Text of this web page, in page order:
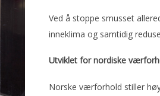
Ved å stoppe smusset
inneklima og samtidig
Utviklet for nordiske
Norske værforhold stiller